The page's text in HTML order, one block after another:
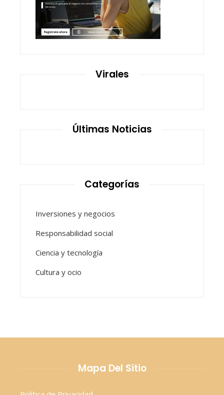
Virales
Últimas Noticias
Categorías
Inversiones y negocios
Responsabilidad social
Ciencia y tecnología
Cultura y ocio
Mapa Del Sitio